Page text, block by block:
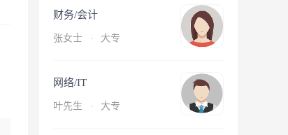
财务/会计
张女士 · 大专
网络/IT
叶先生 · 大专